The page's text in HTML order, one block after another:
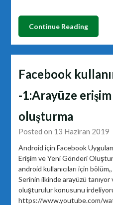
Continue Reading
Facebook
-1:Arayüze
oluşturma
Posted on 13 Haziran 2019
Android için Facebook
Erişim ve Yeni Gönderi
android kullanıcıları için
Serinin ilkinde arayüzü tanıyor
oluşturulur konusunu
https://www.youtube.com/